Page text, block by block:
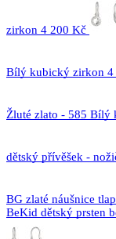
zirkon 4 200 Kč
Bílý kubický zirkon 4
Žluté zlato - 585 Bílý
dětský přívěšek -
BG zlaté náušnice
BeKid dětský prsten